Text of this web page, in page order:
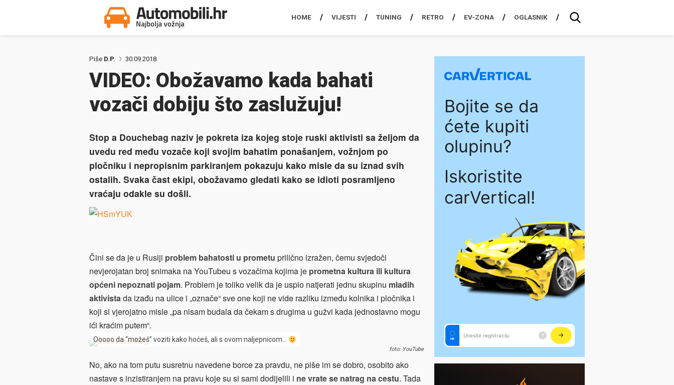
HOME VIJESTI TUNING RETRO EV-ZONA OGLASNIK
Piše D.P. 30.09.2018
VIDEO: Obožavamo kada bahati
vozači dobiju što zaslužuju!
Stop a Douchebag naziv je pokreta iza kojeg stoje ruski aktivisti sa željom da
uvedu red među vozače koji svojim bahatim ponašanjem, vožnjom po
pločniku i nepropisnim parkiranjem pokazuju kako misle da su iznad svih
ostalih. Svaka čast ekipi, obožavamo gledati kako se idioti posramljeno
vraćaju odakle su došli.
Čini se da je u Rusiji problem bahatosti u prometu prilično izražen, čemu svjedoči
nevjerojatan broj snimaka na YouTubeu s vozačima kojima je prometna kultura ili kultura
općeni nepoznati pojam. Problem je toliko velik da je uspio natjerati jednu skupinu mladih
aktivistada izađu na ulice i „označe“ sve one koji ne vide razliku između kolnika i pločnika i
koji si vjerojatno misle „pa nisam budala da čekam s drugima u gužvi kada jednostavno mogu
ići kraćim putem“.
Ooooo da “možeš” voziti kako hoćeš, ali s ovom naljepnicom…
foto: YouTube
No, ako na tom putu susretnu navedene borce za pravdu, ne piše im se dobro, osobito ako
nastave s inzistiranjem na pravu koje su si sami dodijelili i ne vrate se natrag na cestu. Tada